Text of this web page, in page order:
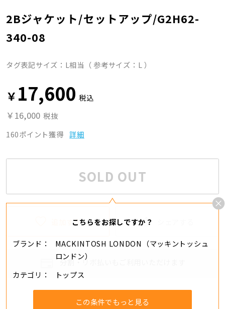
2Bジャケット/セットアップ/G2H62-
340-08
タグ表記サイズ：L相当（ 参考サイズ：L ）
￥ 17,600 税込
￥16,000 税抜
160ポイント獲得 詳細
SOLD OUT
こちらをお探しですか？
ブランド
MACKINTOSH LONDON（マッキントッシュ
ロンドン）
カテゴリ
トップス
この条件でもっと見る
追加する
分割・リボ払いもご利用いただけます